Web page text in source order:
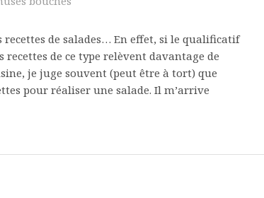
recettes de salades… En effet, si le qualificatif
de ce type relèvent davantage de
je juge souvent (peut être à tort) que
pour réaliser une salade. Il m’arrive